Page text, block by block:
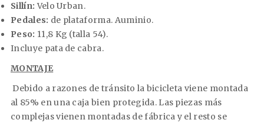
Sillín: Velo Urban.
Pedales: de plataforma. Auminio.
Peso: 11,8 Kg (talla 54).
Incluye pata de cabra.
MONTAJE
Debido a razones de tránsito la bicicleta viene montada
al 85% en una caja bien protegida. Las piezas más
complejas vienen montadas de fábrica y el resto se